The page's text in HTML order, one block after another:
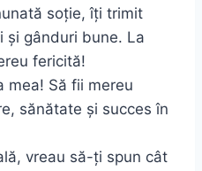
soție, îți trimit
și gânduri bune. La
fericită!
mea! Să fii mereu
sănătate și succes în
vreau să-ți spun cât